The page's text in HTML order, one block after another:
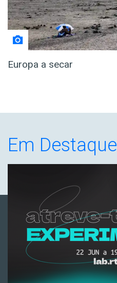
Europa a secar
Em Destaque